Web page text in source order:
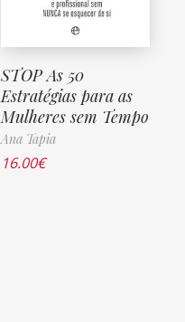
STOP As 50
Estratégias para as
Mulheres sem Tempo
Ana Tapia
16.00€